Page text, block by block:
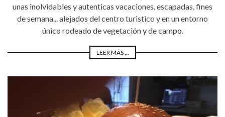
unas inolvidables y autenticas vacaciones, escapadas, fines
de semana... alejados del centro turistico y en un entorno
único rodeado de vegetación y de campo.
LEER MÁS ...